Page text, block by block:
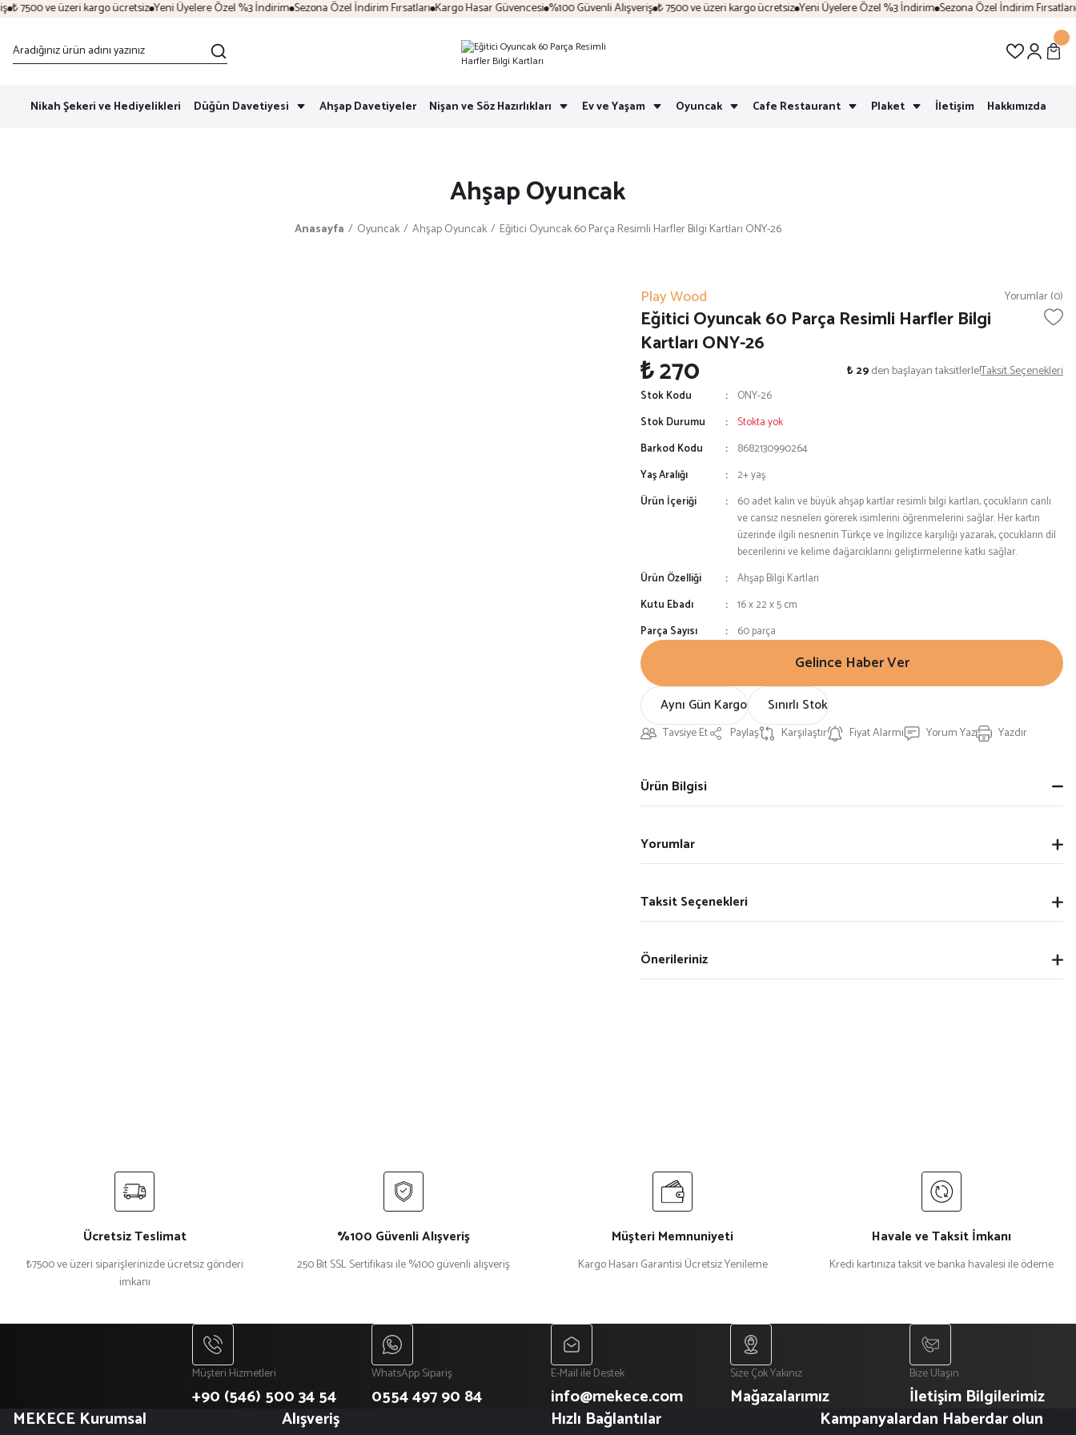
7500 ve üzeri kargo ücretsiz Yeni Üyelere Özel %3 İndirim Sezona Özel İndirim Fırsatları Kargo Hasar Güvencesi %100 Güvenli Alışveriş ₺ 7500 ve üzeri kargo ücretsiz Yeni Üyelere Özel %3 İndirim Sezona Özel İndirim Fırsatları
Nikah Şekeri ve Hediyelikleri Düğün Davetiyesi Ahşap Davetiyeler Nişan ve Söz Hazırlıkları Ev ve Yaşam Oyuncak Cafe Restaurant Plaket İletişim Hakkımızda
Ahşap Oyuncak
Anasayfa Oyuncak Ahşap Oyuncak Eğitici Oyuncak 60 Parça Resimli Harfler Bilgi Kartları ONY-26
Play Wood Yorumlar (0)
Eğitici Oyuncak 60 Parça Resimli Harfler Bilgi
Kartları ONY-26
₺ 270 ₺ 29den başlayan taksitlerle!Taksit Seçenekleri
Stok Kodu
ONY-26
Stok Durumu
Stokta yok
Barkod Kodu
8682130990264
Yaş Aralığı
2+ yaş
Ürün İçeriği
60 adet kalın ve büyük ahşap kartlar resimli bilgi kartları, çocukların canlı
ve cansız nesneleri görerek isimlerini öğrenmelerini sağlar. Her kartın
üzerinde ilgili nesnenin Türkçe ve İngilizce karşılığı yazarak, çocukların dil
becerilerini ve kelime dağarcıklarını geliştirmelerine katkı sağlar.
Ürün Özelliği
Ahşap Bilgi Kartları
Kutu Ebadı
16 x 22 x 5 cm
Parça Sayısı
60 parça
Gelince Haber Ver
Aynı Gün Kargo Sınırlı Stok
Tavsiye Et Paylaş Karşılaştır Fiyat Alarmı Yorum Yaz Yazdır
Ürün Bilgisi
Yorumlar
Taksit Seçenekleri
Önerileriniz
Ücretsiz Teslimat
₺7500 ve üzeri siparişlerinizde ücretsiz gönderi
imkanı
%100 Güvenli Alışveriş
250 Bit SSL Sertifikası ile %100 güvenli alışveriş
Müşteri Memnuniyeti
Kargo Hasarı Garantisi Ücretsiz Yenileme
Havale ve Taksit İmkanı
Kredi kartınıza taksit ve banka havalesi ile ödeme
Müşteri Hizmetleri
+90 (546) 500 34 54
WhatsApp Sipariş
0554 497 90 84
E-Mail ile Destek
info@mekece.com
Size Çok Yakınız
Mağazalarımız
Bize Ulaşın
İletişim Bilgilerimiz
MEKECE Kurumsal
Alışveriş Hızlı Bağlantılar Kampanyalardan Haberdar olun